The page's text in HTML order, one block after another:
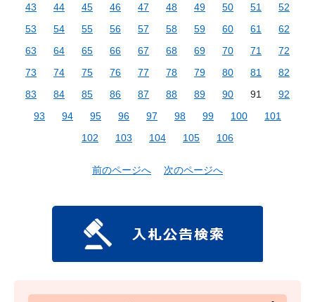
43
44 45 46 47 48 49 50 51
52
53
54 55 56 57 58 59 60 61
62
63
64 65 66 67 68 69 70 71
72
73
74 75 76 77 78 79 80 81
82
83
84 85 86 87 88 89 90 91
92
93
94 95 96 97 98 99 100
101
102
103 104 105 106
前のページへ 次のページへ